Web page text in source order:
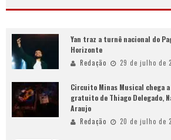
Yan traz a turnê nacional do
Horizonte
Redação 29 de julho de
Circuito Minas Musical chega a
gratuito de Thiago Delegado,
Araujo
Redação 20 de julho de